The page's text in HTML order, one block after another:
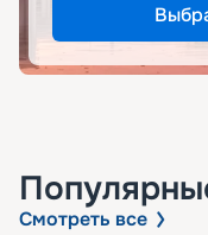
Смотреть все